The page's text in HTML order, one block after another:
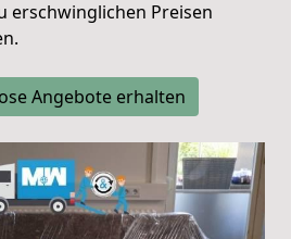
erschwinglichen Preisen
Angebote erhalten